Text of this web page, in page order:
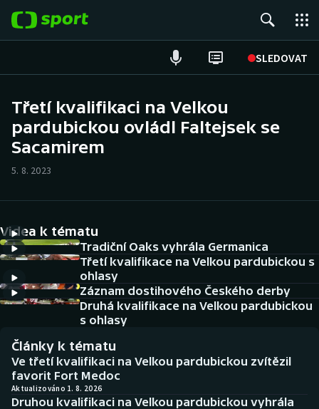
SLEDOVAT
Hokej
Cyklistika
DALŠÍ SPORTY
Americký fotbal
Basketbal
Biatlon
NEPŘEHLÉDNĚTE
Historické návraty
Aplikace ČT sport
Třetí kvalifikaci na Velkou
pardubickou ovládl Faltejsek se
Sacamirem
5. 8. 2023
Videa k tématu
Tradiční Oaks vyhrála Germanica
Třetí kvalifikace na Velkou pardubickou s
ohlasy
Záznam dostihového Českého derby
Druhá kvalifikace na Velkou pardubickou
s ohlasy
Články k tématu
Ve třetí kvalifikaci na Velkou pardubickou zvítězil
favorit Fort Medoc
Aktualizováno 1. 8. 2026
Druhou kvalifikaci na Velkou pardubickou vyhrála